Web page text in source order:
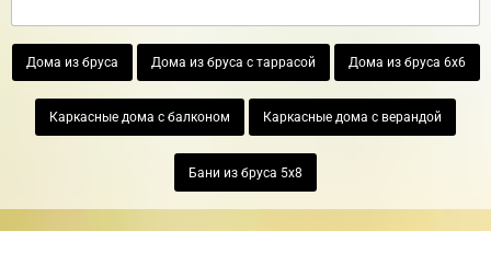
Дома из бруса Дома из бруса с таррасой Дома из бруса 6х6
Каркасные дома с балконом Каркасные дома с верандой
Бани из бруса 5х8